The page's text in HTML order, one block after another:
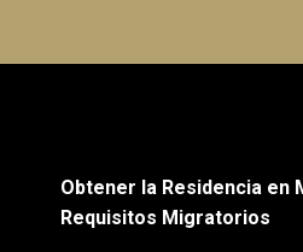
Obtener la Residencia en
Requisitos Migratorios